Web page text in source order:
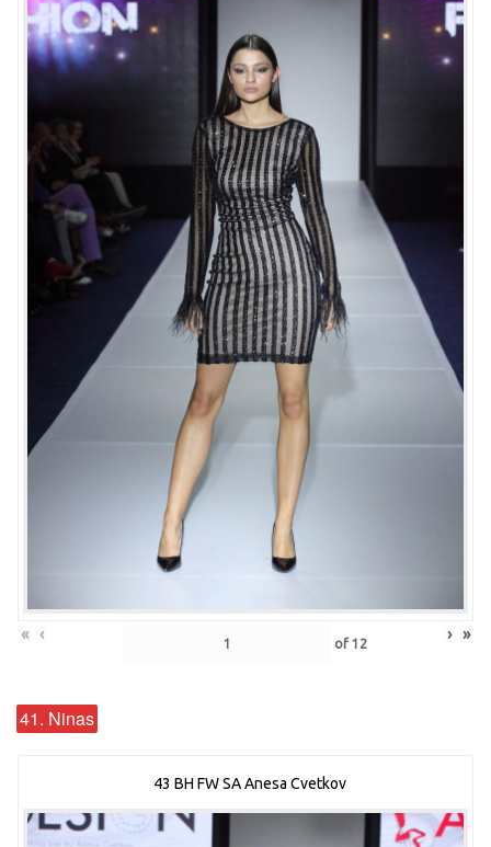
« ‹ of 12 › »
41. Ninas
43 BH FW SA Anesa Cvetkov